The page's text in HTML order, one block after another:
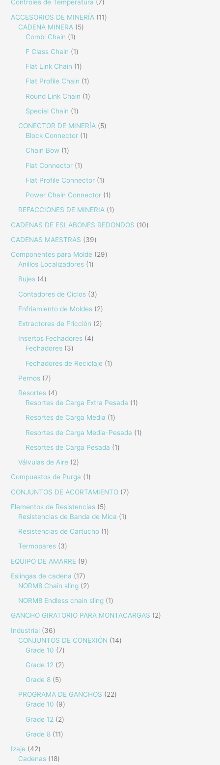
Controles de Temperatura
7
ACCESORIOS DE MINERÍA
11
CADENA MINERA
5
Combi Chain
1
F Class Chain
1
Flat Link Chain
1
Flat Profile Chain
1
Round Link Chain
1
Special Chain
1
CONECTOR DE MINERÍA
5
Block Connector
1
Chain Bow
1
Flat Connector
1
Flat Profile Connector
1
Power Chain Connector
1
REFACCIONES DE MINERIA
1
CADENAS DE ESLABONES REDONDOS
10
CADENAS MAESTRAS
39
Componentes para Molde
29
Anillos Localizadores
1
Bujes 4
Contadores de Ciclos
3
Enfriamiento de Moldes
2
Extractores de Fricción
2
Insertos Fechadores 4
Fechadores
3
Fechadores de Reciclaje
1
Pernos 7
Resortes 4
Resortes de Carga Extra Pesada
1
Resortes de Carga Media
1
Resortes de Carga Media-Pesada
1
Resortes de Carga Pesada
1
Válvulas de Aire
2
Compuestos de Purga
1
CONJUNTOS DE ACORTAMIENTO 7
Elementos de Resistencias
5
Resistencias de Banda de Mica
1
Resistencias de Cartucho
1
Termopares
3
EQUIPO DE AMARRE
9
Eslingas de cadena
17
NORM8 Chain sling
2
NORM8 Endless chain sling
1
GANCHO GIRATORIO PARA MONTACARGAS
2
Industrial
36
CONJUNTOS DE CONEXIÓN
14
Grade 10
7
Grade 12
2
Grade 8
5
PROGRAMA DE GANCHOS
22
Grade 10
9
Grade 12
2
Grade 8
11
Izaje
42
Cadenas
18